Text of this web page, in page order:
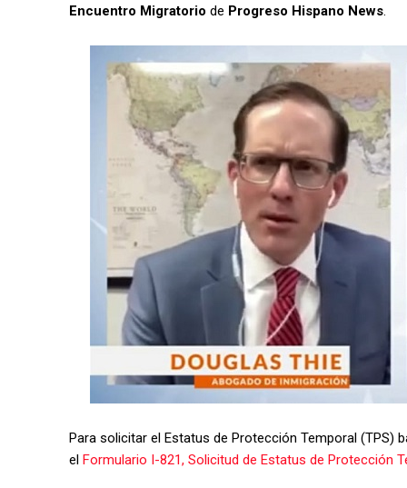
Encuentro Migratorio de Progreso Hispano News.
Para solicitar el Estatus de Protección Temporal (TPS)
el Formulario I-821, Solicitud de Estatus de Protección